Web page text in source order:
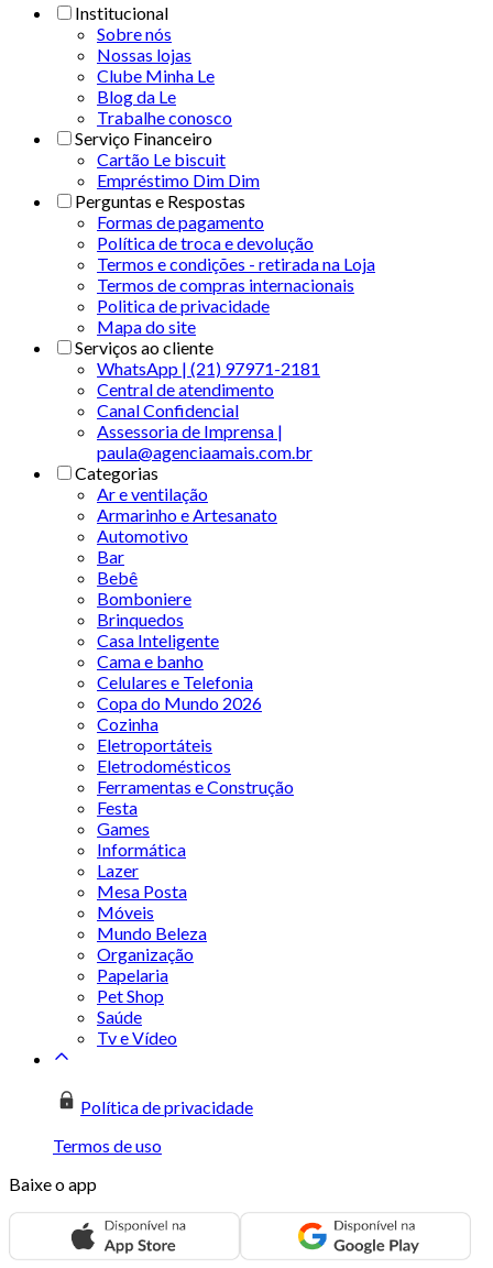
Institucional
Sobre nós
Nossas lojas
Clube Minha Le
Blog da Le
Trabalhe conosco
Serviço Financeiro
Cartão Le biscuit
Empréstimo Dim Dim
Perguntas e Respostas
Formas de pagamento
Política de troca e devolução
Termos e condições - retirada na Loja
Termos de compras internacionais
Politica de privacidade
Mapa do site
Serviços ao cliente
WhatsApp | (21) 97971-2181
Central de atendimento
Canal Confidencial
Assessoria de Imprensa |
paula@agenciaamais.com.br
Categorias
Ar e ventilação
Armarinho e Artesanato
Automotivo
Bar
Bebê
Bomboniere
Brinquedos
Casa Inteligente
Cama e banho
Celulares e Telefonia
Copa do Mundo 2026
Cozinha
Eletroportáteis
Eletrodomésticos
Ferramentas e Construção
Festa
Games
Informática
Lazer
Mesa Posta
Móveis
Mundo Beleza
Organização
Papelaria
Pet Shop
Saúde
Tv e Vídeo
Política de privacidade
Termos de uso
Baixe o app